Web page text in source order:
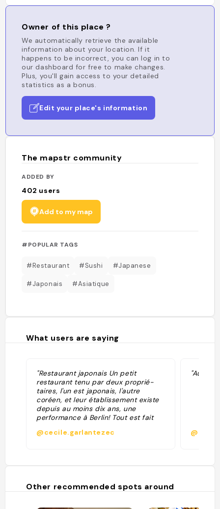
Owner of this place ?
We automatically retrieve the available
information about your location. If it
happens to be incorrect, you can log in to
our dashboard for free to make changes.
Plus, you'll gain access to your detailed
statistics as a bonus.
Edit your place's information
The mapstr community
ADDED BY
402 users
Add to my map
#POPULAR TAGS
#Restaurant #Sushi #Japanese
#Japonais #Asiatique
What users are saying
"Restaurant japonais Un petit
restaurant tenu par deux proprié-
taires, l'un est japonais, l'autre
coréen, et leur établissement existe
depuis au moins dix ans, une
performance à Berlin! Tout est fait
C'est souvent plein, mais comme
@cecile.garlantezec
Other recommended spots around